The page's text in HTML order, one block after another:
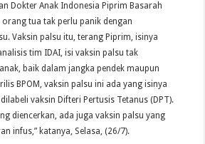
Dokter Anak Indonesia Piprim Basarah
tua tak perlu panik dengan
Vaksin palsu itu, terang Piprim, isinya
tim IDAI, isi vaksin palsu tak
baik dalam jangka pendek maupun
BPOM, vaksin palsu ini ada yang isinya
vaksin Difteri Pertusis Tetanus (DPT).
diencerkan, ada juga vaksin palsu yang
infus,” katanya, Selasa, (26/7).